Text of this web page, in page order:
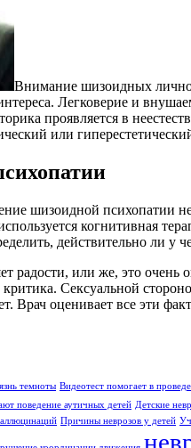
Внимание шизоидных
Легковерие и
проявляется в
или
шизоидной психопатии
когнитивная
действительно ли у
радости, или же, это
критика. Сексуальной
Врач оценивает все эти
темноты Видеотест помогает в
поведение аутичных детей Детские
Причины неврозов у детей